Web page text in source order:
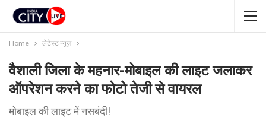
Home लेटेस्ट न्यूज़
वैशाली जिला के महनार-मोबाइल की लाइट जलाकर
ऑपरेशन करने का फोटो तेजी से वायरल
मोबाइल की लाइट में नसबंदी!